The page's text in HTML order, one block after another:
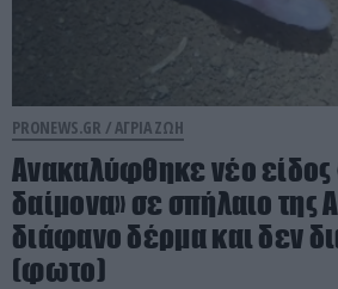
PRONEWS.GR / ΑΓΡΙΑ ΖΩΗ
Ανακαλύφθηκε νέο
δαίμονα» σε σπήλαιο της
διάφανο δέρμα και δεν
(φωτο)